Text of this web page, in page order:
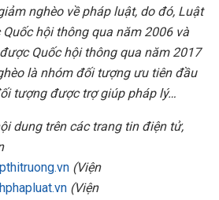
nghèo về pháp luật, do đó, Luật
hội thông qua năm 2006 và
Quốc hội thông qua năm 2017
là nhóm đối tượng ưu tiên đầu
tượng được trợ giúp pháp lý…
dung trên các trang tin điện tử,
(Viện
(Viện